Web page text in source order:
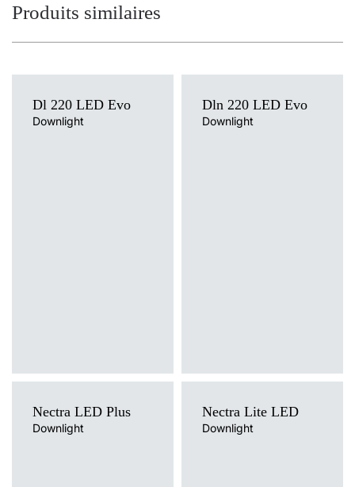
Produits similaires
Dl 220 LED Evo
Downlight
Dln 220 LED Evo
Downlight
Nectra LED Plus
Downlight
Nectra Lite LED
Downlight